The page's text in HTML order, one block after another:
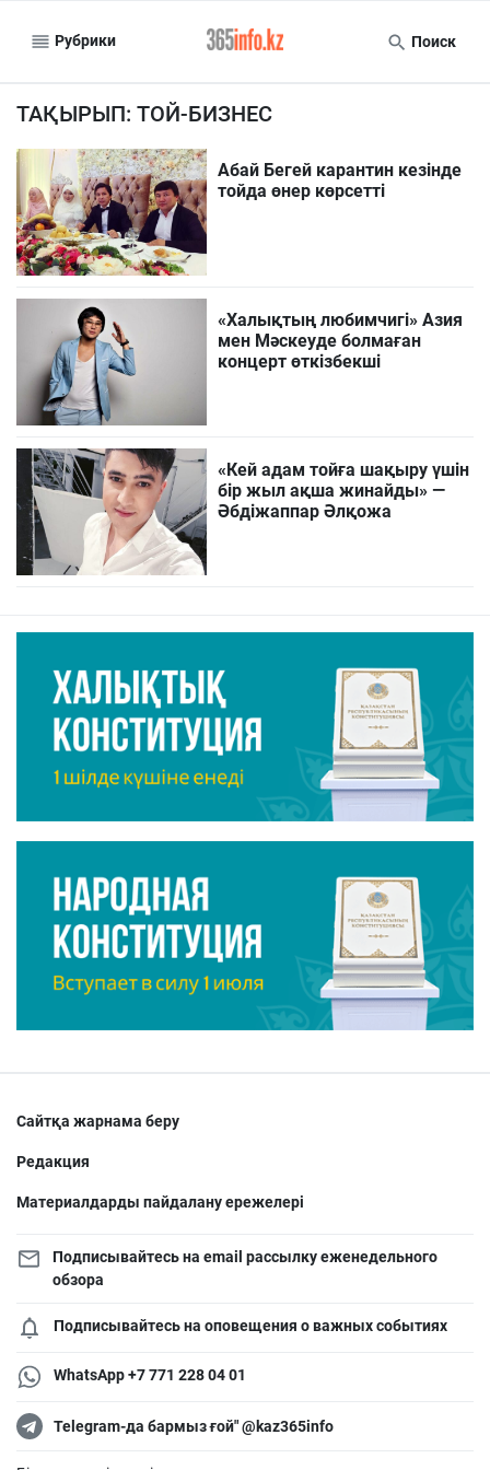
Рубрики Поиск
ТАҚЫРЫП: ТОЙ-БИЗНЕС
Абай Бегей карантин кезінде
тойда өнер көрсетті
«Халықтың любимчигі» Азия
мен Мәскеуде болмаған
концерт өткізбекші
«Кей адам тойға шақыру үшін
бір жыл ақша жинайды» —
Әбдіжаппар Әлқожа
Сайтқа жарнама беру
Редакция
Материалдарды пайдалану ережелері
Подписывайтесь на email рассылку еженедельного
обзора
Подписывайтесь на оповещения о важных событиях
WhatsApp +7 771 228 04 01
Telegram-да бармыз ғой" @kaz365info